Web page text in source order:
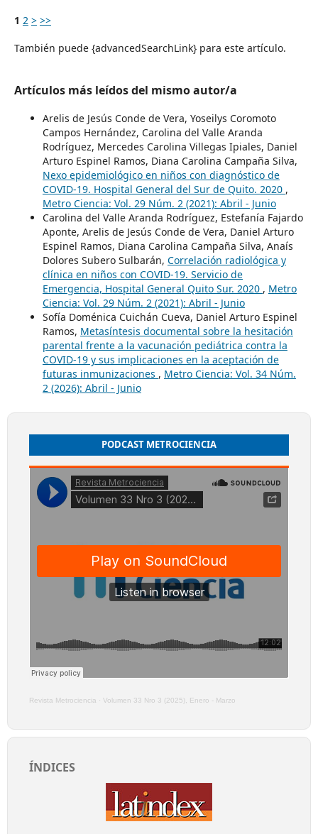
1 2 > >>
También puede {advancedSearchLink} para este artículo.
Artículos más leídos del mismo autor/a
Arelis de Jesús Conde de Vera, Yoseilys Coromoto
Campos Hernández, Carolina del Valle Aranda
Rodríguez, Mercedes Carolina Villegas Ipiales, Daniel
Arturo Espinel Ramos, Diana Carolina Campaña Silva,
Nexo epidemiológico en niños con diagnóstico de
COVID-19. Hospital General del Sur de Quito. 2020 ,
Metro Ciencia: Vol. 29 Núm. 2 (2021): Abril - Junio
Carolina del Valle Aranda Rodríguez, Estefanía Fajardo
Aponte, Arelis de Jesús Conde de Vera, Daniel Arturo
Espinel Ramos, Diana Carolina Campaña Silva, Anaís
Dolores Subero Sulbarán, Correlación radiológica y
clínica en niños con COVID-19. Servicio de
Emergencia, Hospital General Quito Sur. 2020 , Metro
Ciencia: Vol. 29 Núm. 2 (2021): Abril - Junio
Sofía Doménica Cuichán Cueva, Daniel Arturo Espinel
Ramos, Metasíntesis documental sobre la hesitación
parental frente a la vacunación pediátrica contra la
COVID-19 y sus implicaciones en la aceptación de
futuras inmunizaciones , Metro Ciencia: Vol. 34 Núm.
2 (2026): Abril - Junio
PODCAST METROCIENCIA
Revista Metrociencia · Volumen 33 Nro 3 (2025), Enero - Marzo
ÍNDICES